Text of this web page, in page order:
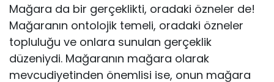
Mağara da bir gerçeklikti, oradaki özneler de!
Mağaranın ontolojik temeli, oradaki özneler
topluluğu ve onlara sunulan gerçeklik
düzeniydi. Mağara­nın mağara olarak
mevcudiyetinden önemlisi ise, onun mağara